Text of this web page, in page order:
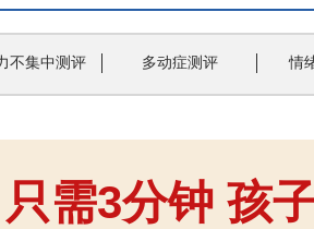
不集中测评 多动症测评 情
只需3分钟 孩